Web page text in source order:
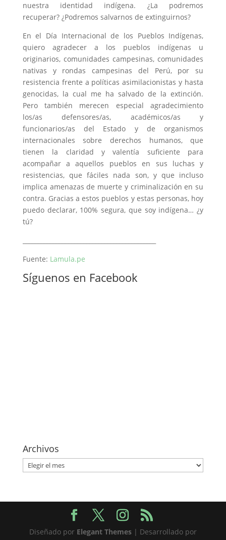
nuestra identidad indígena. ¿La podremos
recuperar? ¿Podremos salvarnos de extinguirnos?
En el Día Internacional de los Pueblos Indígenas,
quiero agradecer a los pueblos indígenas u
originarios, comunidades campesinas, comunidades
nativas y rondas campesinas del Perú, por su
resistencia frente a políticas asimilacionistas y hasta
genocidas, la cual me ha salvado de la extinción.
Pero también merecen especial agradecimiento
los/as defensores/as, académicos/as y
funcionarios/as del Estado y de organismos
internacionales sobre derechos humanos, que
tienen la claridad y valentía suficiente para
acompañar a aquellos pueblos en sus luchas y
resistencias, que fáciles nada son, y que incluso
implica amenazas de muerte y criminalización en su
contra. Gracias a estos pueblos y estas personas, hoy
puedo declarar, 100% segura, que soy indígena… ¿y
tú?
Fuente: Lamula.pe
Síguenos en Facebook
Archivos
Archivos
Diseñado por Elegant Themes| Desarrollado por